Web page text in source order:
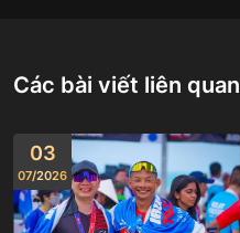
Các bài viết liên quan
03
07/2026